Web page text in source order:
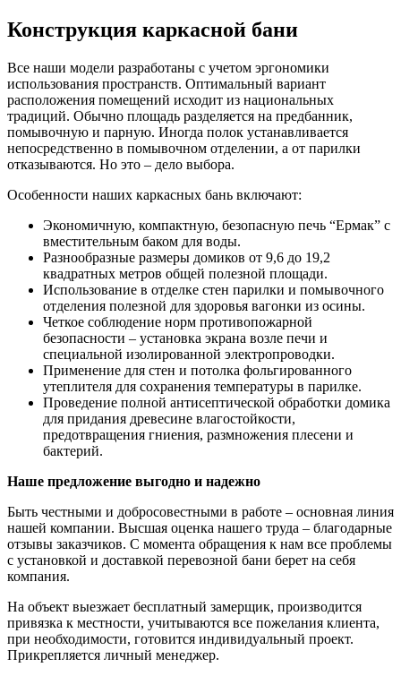
Конструкция каркасной бани
Все наши модели разработаны с учетом эргономики
использования пространств. Оптимальный вариант
расположения помещений исходит из национальных
традиций. Обычно площадь разделяется на предбанник,
помывочную и парную. Иногда полок устанавливается
непосредственно в помывочном отделении, а от парилки
отказываются. Но это – дело выбора.
Особенности наших каркасных бань включают:
Экономичную, компактную, безопасную печь “Ермак” с
вместительным баком для воды.
Разнообразные размеры домиков от 9,6 до 19,2
квадратных метров общей полезной площади.
Использование в отделке стен парилки и помывочного
отделения полезной для здоровья вагонки из осины.
Четкое соблюдение норм противопожарной
безопасности – установка экрана возле печи и
специальной изолированной электропроводки.
Применение для стен и потолка фольгированного
утеплителя для сохранения температуры в парилке.
Проведение полной антисептической обработки домика
для придания древесине влагостойкости,
предотвращения гниения, размножения плесени и
бактерий.
Наше предложение выгодно и надежно
Быть честными и добросовестными в работе – основная линия
нашей компании. Высшая оценка нашего труда – благодарные
отзывы заказчиков. С момента обращения к нам все проблемы
с установкой и доставкой перевозной бани берет на себя
компания.
На объект выезжает бесплатный замерщик, производится
привязка к местности, учитываются все пожелания клиента,
при необходимости, готовится индивидуальный проект.
Прикрепляется личный менеджер.